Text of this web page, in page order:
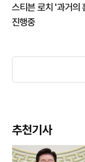
스티븐 로치 '과거의
진행중
추천기사